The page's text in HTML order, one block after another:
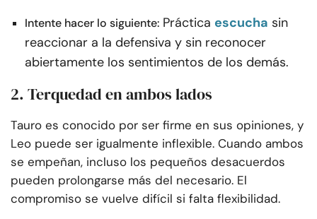
Intente hacer lo siguiente: Práctica escucha sin
reaccionar a la defensiva y sin reconocer
abiertamente los sentimientos de los demás.
2. Terquedad en ambos lados
Tauro es conocido por ser firme en sus opiniones, y
Leo puede ser igualmente inflexible. Cuando ambos
se empeñan, incluso los pequeños desacuerdos
pueden prolongarse más del necesario. El
compromiso se vuelve difícil si falta flexibilidad.